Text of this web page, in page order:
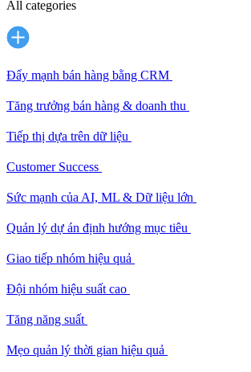
All categories
Đẩy mạnh bán hàng bằng CRM
Tăng trưởng bán hàng & doanh thu
Tiếp thị dựa trên dữ liệu
Customer Success
Sức mạnh của AI, ML & Dữ liệu lớn
Quản lý dự án định hướng mục tiêu
Giao tiếp nhóm hiệu quả
Đội nhóm hiệu suất cao
Tăng năng suất
Mẹo quản lý thời gian hiệu quả